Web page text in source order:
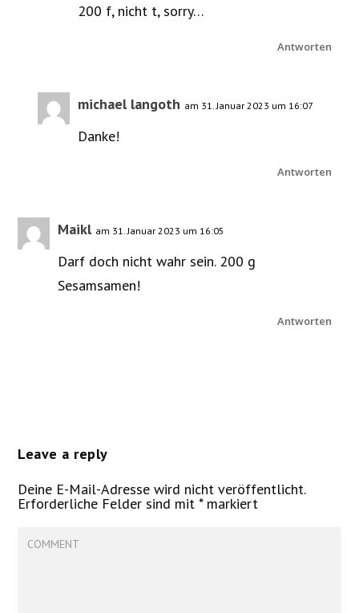
200 f, nicht t, sorry…
Antworten
michael langoth am 31. Januar 2023 um 16:07
Danke!
Antworten
Maikl am 31. Januar 2023 um 16:05
Darf doch nicht wahr sein. 200 g
Sesamsamen!
Antworten
Leave a reply
Deine E-Mail-Adresse wird nicht veröffentlicht.
Erforderliche Felder sind mit*markiert